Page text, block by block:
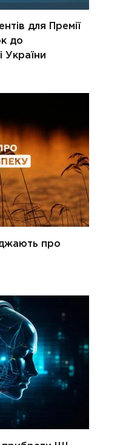
для Премії
до
України
про